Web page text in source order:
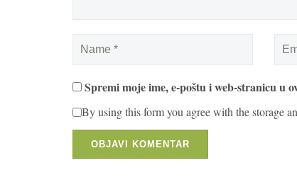
Spremi moje ime, e-poštu i web-stranicu u
By using this form you agree with the storage